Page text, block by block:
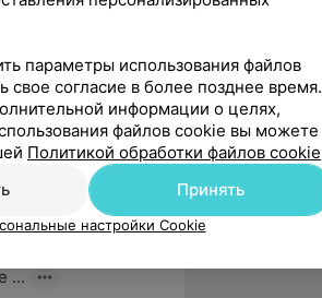
адрес нашей
Василию
жизни
...
параметры использования файлов
свое согласие в более позднее время.
информации о целях,
файлов cookie вы можете
Политикой обработки файлов cookie
Принять
настройки Cookie